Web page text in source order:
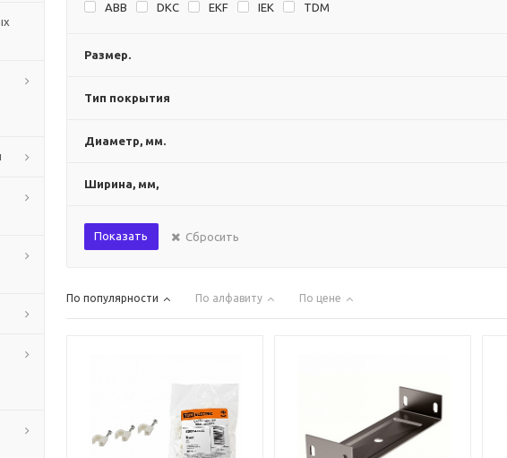
ABB DKC EKF IEK TDM
Размер.
Тип покрытия
Диаметр, мм.
Ширина, мм,
Показать Сбросить
По популярности По алфавиту По цене